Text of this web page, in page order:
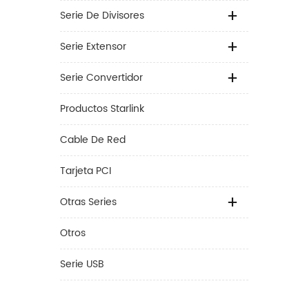
Serie De Divisores
Serie Extensor
Serie Convertidor
Productos Starlink
Cable De Red
Tarjeta PCI
Otras Series
Otros
Serie USB